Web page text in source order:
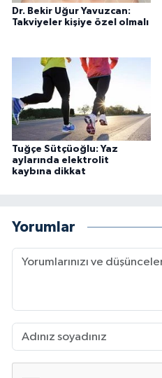
Dr. Bekir Uğur Yavuzcan:
Takviyeler kişiye özel olmalı
Tuğçe Sütçüoğlu: Yaz
aylarında elektrolit
kaybına dikkat
Yorumlar